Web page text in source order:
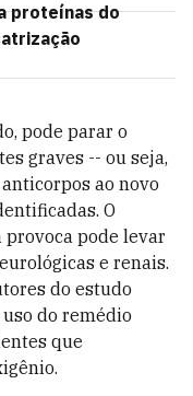
proteínas do
pode parar o
graves -- ou seja,
ao novo
O
pode levar
e renais.
do estudo
do remédio
que